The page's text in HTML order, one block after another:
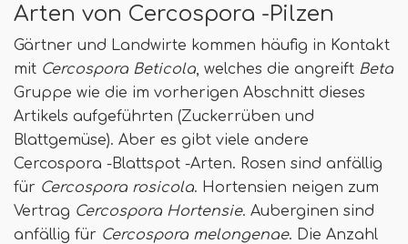
Arten von Cercospora -Pilzen
Gärtner und Landwirte kommen häufig in Kontakt
mit Cercospora Beticola, welches die angreift Beta
Gruppe wie die im vorherigen Abschnitt dieses
Artikels aufgeführten (Zuckerrüben und
Blattgemüse). Aber es gibt viele andere
Cercospora -Blattspot -Arten. Rosen sind anfällig
für Cercospora rosicola. Hortensien neigen zum
Vertrag Cercospora Hortensie. Auberginen sind
anfällig für Cercospora melongenae. Die Anzahl